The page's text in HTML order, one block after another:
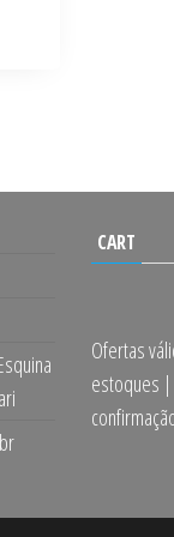
CART
Ofertas
estoques |